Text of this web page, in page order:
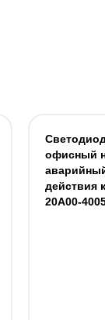
офисный
действия
20A00-